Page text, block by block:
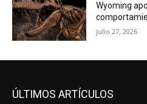
Wyoming
julio 27, 2026
ÚLTIMOS ARTÍCULOS